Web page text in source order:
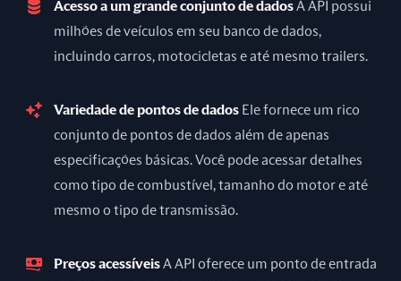
Acesso a um grande conjunto de dadosA API possui
milhões de veículos em seu banco de dados,
incluindo carros, motocicletas e até mesmo trailers.
Variedade de pontos de dados Ele fornece um rico
conjunto de pontos de dados além de apenas
especificações básicas. Você pode acessar detalhes
como tipo de combustível, tamanho do motor e até
mesmo o tipo de transmissão.
Preços acessíveisA API oferece um ponto de entrada